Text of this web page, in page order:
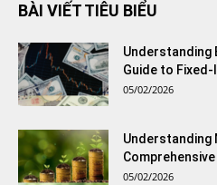
BÀI VIẾT TIÊU BIỂU
Understanding
Guide to
05/02/2026
Understanding
05/02/2026